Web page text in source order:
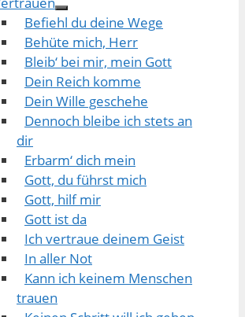
Befiehl du deine Wege
Behüte mich, Herr
Bleib‘ bei mir, mein Gott
Dein Reich komme
Dein Wille geschehe
Dennoch bleibe ich stets an
dir
Erbarm‘ dich mein
Gott, du führst mich
Gott, hilf mir
Gott ist da
Ich vertraue deinem Geist
In aller Not
Kann ich keinem Menschen
trauen